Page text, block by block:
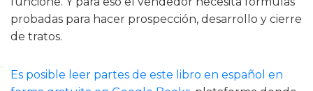
probadas para hacer prospección, desarrollo y cierre
de tratos.
Es posible leer partes de este libro en español en